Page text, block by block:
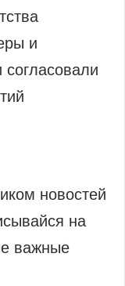
и
согласовали
новостей
на
важные